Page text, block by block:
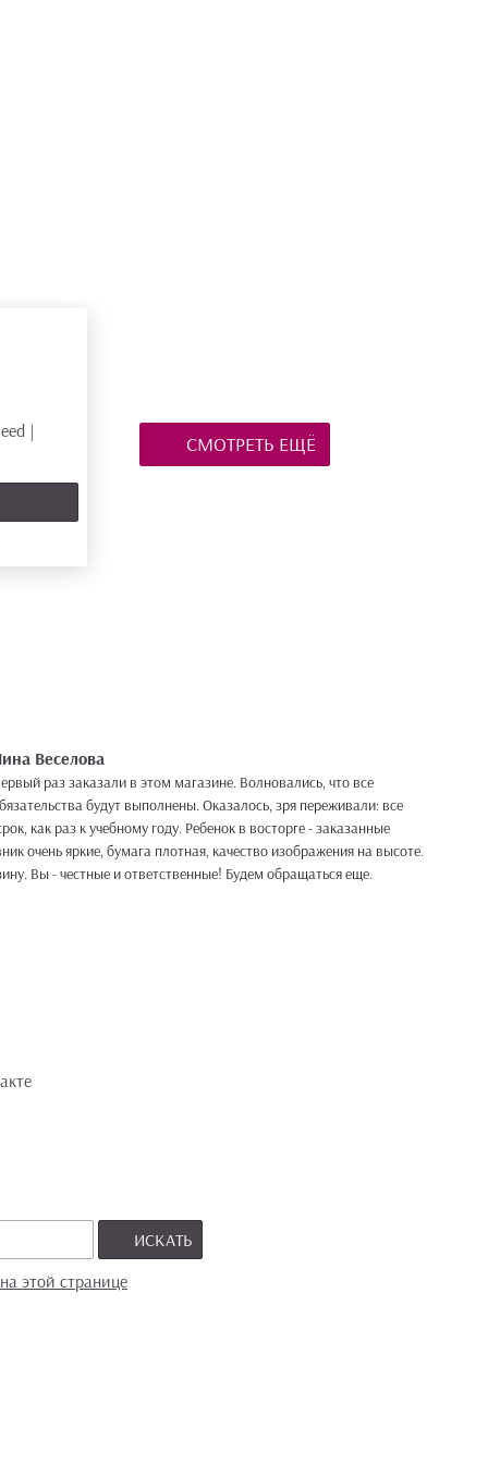
СМОТРЕТЬ ЕЩЁ
Веселова
раз заказали в этом магазине. Волновались, что все
будут выполнены. Оказалось, зря переживали: все
как раз к учебному году. Ребенок в восторге - заказанные
очень яркие, бумага плотная, качество изображения на высоте.
Вы - честные и ответственные! Будем обращаться еще.
ИСКАТЬ
на этой странице